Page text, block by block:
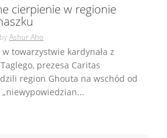
cierpienie w regionie
byAshur Aho
towarzystwie kardynała z
prezesa Caritas
region Ghouta na wschód od